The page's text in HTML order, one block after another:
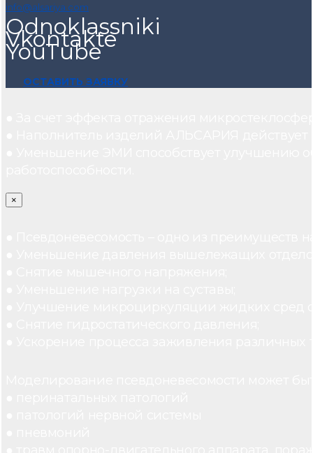
info@alsariya.com
Odnoklassniki
Vkontakte
YouTube
ОСТАВИТЬ ЗАЯВКУ
×